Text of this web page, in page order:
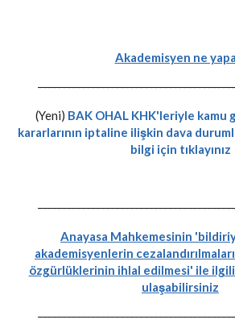
Akademisyen ne
(Yeni) BAK OHAL KHK'leriyle kamu
kararlarının iptaline ilişkin dava
bilgi için tıklayınız
Anayasa Mahkemesinin
akademisyenlerin
özgürlüklerinin ihlal edilmesi' ile ilgili
ulaşabilirsiniz